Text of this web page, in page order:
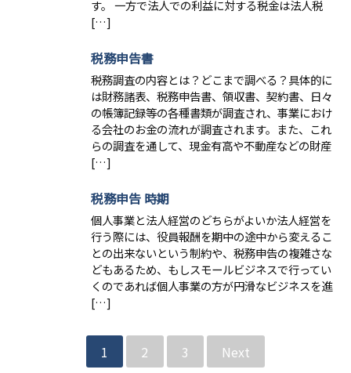
す。 一方で法人での利益に対する税金は法人税
[…]
税務申告書
税務調査の内容とは？どこまで調べる？具体的に
は財務諸表、税務申告書、領収書、契約書、日々
の帳簿記録等の各種書類が調査され、事業におけ
る会社のお金の流れが調査されます。また、これ
らの調査を通して、現金有高や不動産などの財産
[…]
税務申告 時期
個人事業と法人経営のどちらがよいか法人経営を
行う際には、役員報酬を期中の途中から変えるこ
との出来ないという制約や、税務申告の複雑さな
どもあるため、もしスモールビジネスで行ってい
くのであれば個人事業の方が円滑なビジネスを進
[…]
1 2 3 Next